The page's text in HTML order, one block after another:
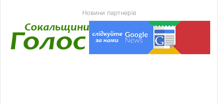
Новини партнерів